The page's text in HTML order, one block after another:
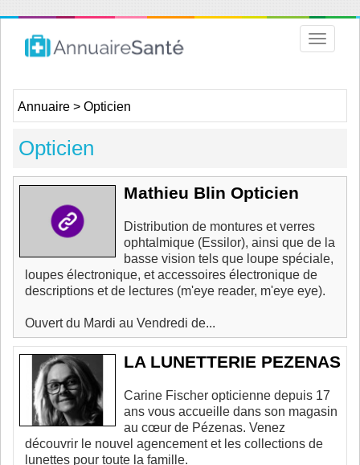
Toggle
Annuaire > Opticien
Opticien
Mathieu Blin Opticien
Distribution de montures et verres
ophtalmique (Essilor), ainsi que de la
basse vision tels que loupe spéciale,
loupes électronique, et accessoires électronique de
descriptions et de lectures (m'eye reader, m'eye eye).
Ouvert du Mardi au Vendredi de...
LA LUNETTERIE PEZENAS
Carine Fischer opticienne depuis 17
ans vous accueille dans son magasin
au cœur de Pézenas. Venez
découvrir le nouvel agencement et les collections de
lunettes pour toute la famille.